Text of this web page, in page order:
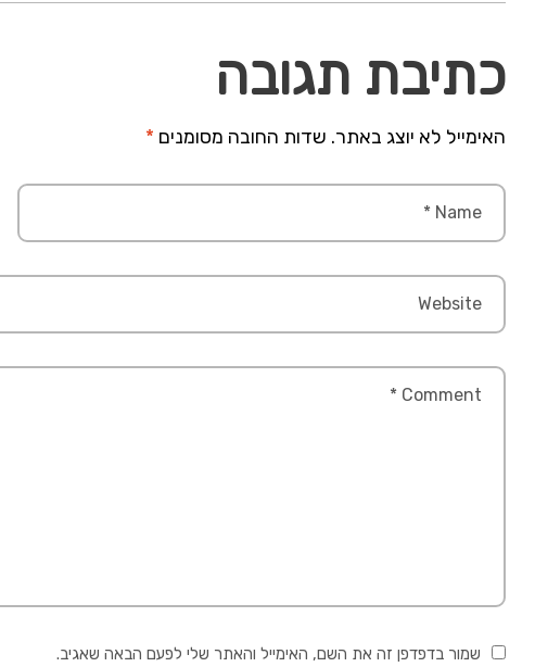
כתיבת תגובה
האימייל לא יוצג באתר. שדות החובה מסומנים *
שמור בדפדפן זה את השם, האימייל והאתר שלי לפעם הבאה שאגיב.